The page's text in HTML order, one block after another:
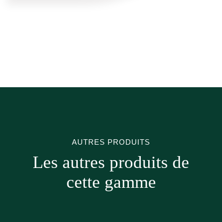
AUTRES PRODUITS
Les autres produits de
cette gamme